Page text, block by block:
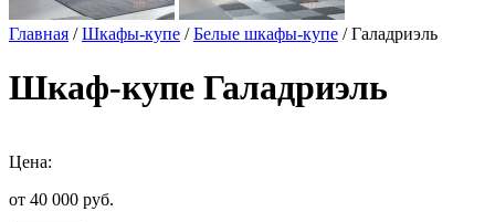
Главная /Шкафы-купе /Белые шкафы-купе / Галадриэль
Шкаф-купе Галадриэль
Цена:
от 40 000 руб.